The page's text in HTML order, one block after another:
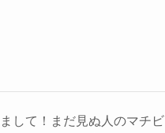
して！まだ見ぬ人のマチ